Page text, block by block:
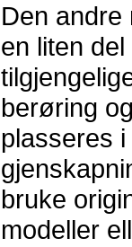
Den andre
en liten
berøring
plasseres
bruke
modeller